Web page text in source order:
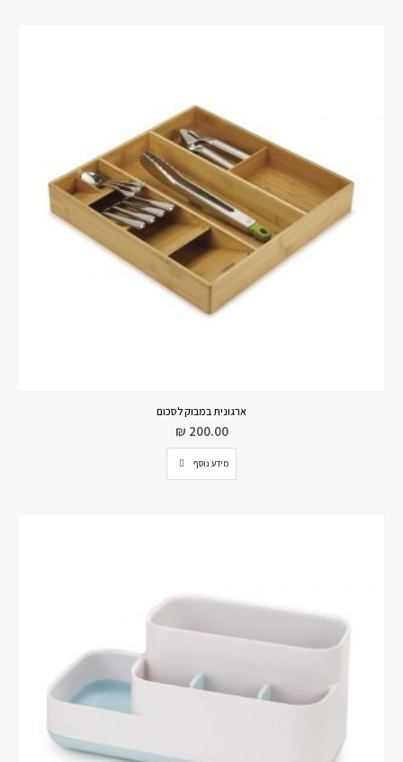
ארגונית במבוק לסכום
₪ 200.00
מידע נוסף